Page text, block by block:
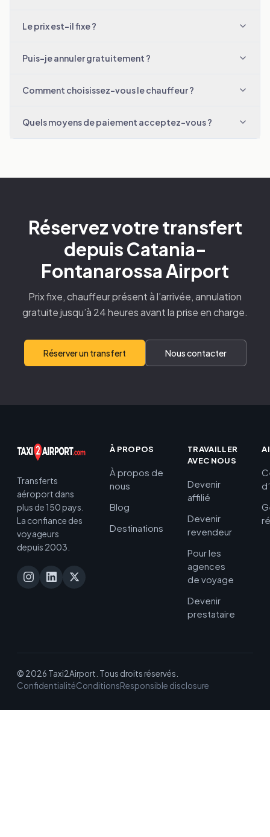
Le prix est-il fixe ?
Puis-je annuler gratuitement ?
Comment choisissez-vous le chauffeur ?
Quels moyens de paiement acceptez-vous ?
Réservez votre transfert
depuis Catania-
Fontanarossa Airport
Prix fixe, chauffeur présent à l’arrivée, annulation
gratuite jusqu’à 24 heures avant la prise en charge.
Réserver un transfert Nous contacter
Transferts
aéroport dans
plus de 150 pays.
La confiance des
voyageurs
depuis 2003.
À PROPOS
À propos de
nous
Blog
Destinations
TRAVAILLER
AVEC NOUS
Devenir
affilié
Devenir
revendeur
Pour les
agences
de voyage
Devenir
prestataire
© 2026 Taxi2Airport. Tous droits réservés.
ConfidentialitéConditionsResponsible disclosure